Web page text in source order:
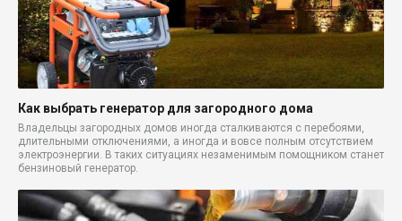
Как выбрать генератор для загородного дома
Владельцы загородных домов иногда сталкиваются с перебоями,
длительными отключениями, а иногда и вовсе полным отсутствием
электроэнергии. В таких ситуациях незаменимым помощником станет
бензиновый генератор.